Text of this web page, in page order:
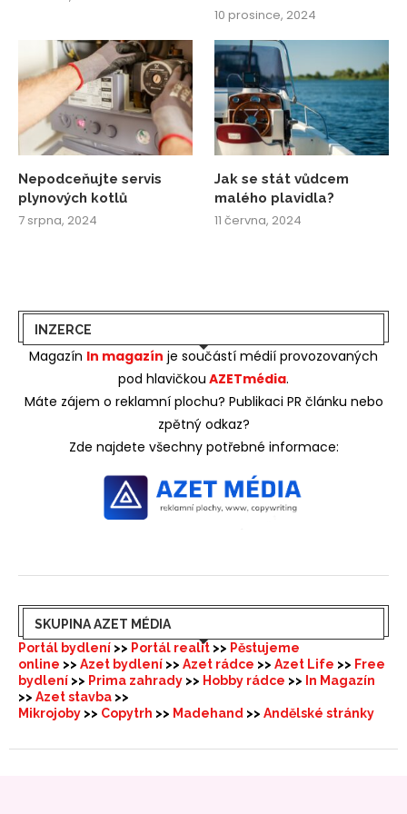
10 prosince, 2024
Nepodceňujte servis
plynových kotlů
7 srpna, 2024
Jak se stát vůdcem
malého plavidla?
11 června, 2024
SKUPINA AZET MÉDIA
Portál bydlení >> Portál realit >> Pěstujeme
online >> Azet bydlení >> Azet rádce >> Azet Life >> Free
bydlení >> Prima zahrady >> Hobby rádce >> In Magazín
>> Azet stavba >>
Mikrojoby >> Copytrh >> Madehand >> Andělské stránky
INZERCE
Magazín In magazín je součástí médií provozovaných
pod hlavičkou AZETmédia.
Máte zájem o reklamní plochu? Publikaci PR článku nebo
zpětný odkaz?
Zde najdete všechny potřebné informace: